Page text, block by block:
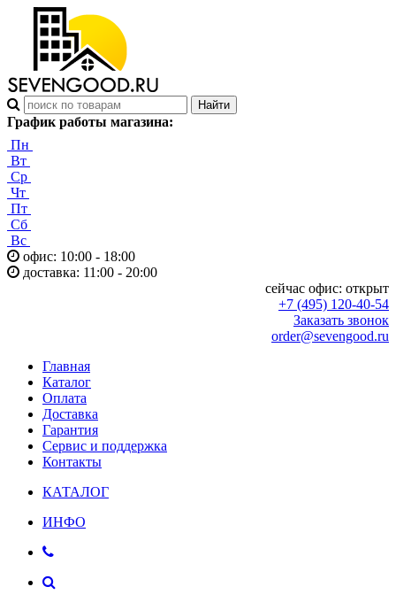
График работы магазина:
Пн
Вт
Ср
Чт
Пт
Сб
Вс
офис: 10:00 - 18:00
доставка: 11:00 - 20:00
сейчас офис: открыт
+7 (495) 120-40-54
Заказать звонок
order@sevengood.ru
Главная
Каталог
Оплата
Доставка
Гарантия
Сервис и поддержка
Контакты
КАТАЛОГ
ИНФО